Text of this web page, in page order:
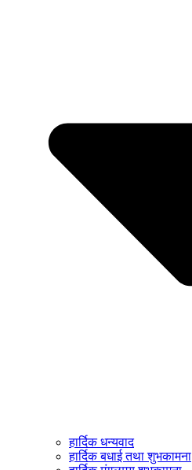
हार्दिक धन्यवाद
हार्दिक बधाई तथा शुभकामना